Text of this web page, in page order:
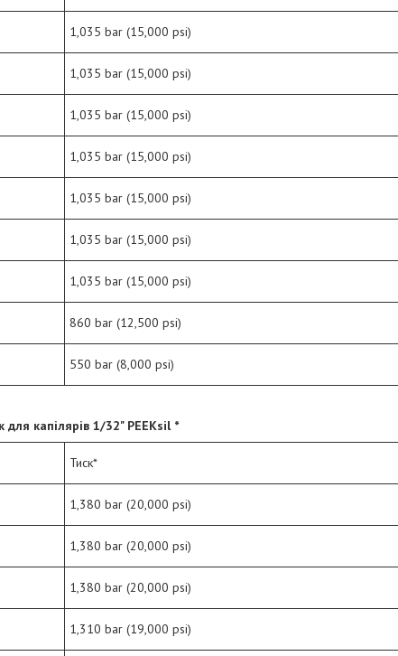
1,035 bar (15,000 psi)
1,035 bar (15,000 psi)
1,035 bar (15,000 psi)
1,035 bar (15,000 psi)
1,035 bar (15,000 psi)
1,035 bar (15,000 psi)
1,035 bar (15,000 psi)
860 bar (12,500 psi)
550 bar (8,000 psi)
капілярів 1/32" PEEKsil *
Тиск*
1,380 bar (20,000 psi)
1,380 bar (20,000 psi)
1,380 bar (20,000 psi)
1,310 bar (19,000 psi)